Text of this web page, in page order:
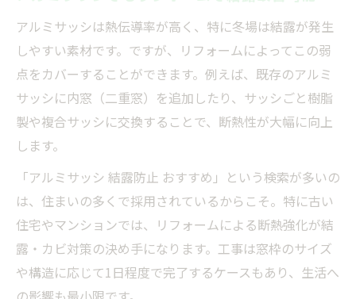
アルミサッシは熱伝導率が高く、特に冬場は結露が発生
しやすい素材です。ですが、リフォームによってこの弱
点をカバーすることができます。例えば、既存のアルミ
サッシに内窓（二重窓）を追加したり、サッシごと樹脂
製や複合サッシに交換することで、断熱性が大幅に向上
します。
「アルミサッシ 結露防止 おすすめ」という検索が多いの
は、住まいの多くで採用されているからこそ。特に古い
住宅やマンションでは、リフォームによる断熱強化が結
露・カビ対策の決め手になります。工事は窓枠のサイズ
や構造に応じて1日程度で完了するケースもあり、生活へ